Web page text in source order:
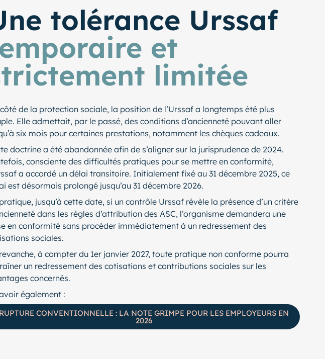
tolérance Urssaf
et
limitée
de la protection sociale, la position de l’Urssaf a longtemps été plus
Elle admettait, par le passé, des conditions d’ancienneté pouvant aller
six mois pour certaines prestations, notamment les chèques cadeaux.
doctrine a été abandonnée afin de s’aligner sur la jurisprudence de 2024.
consciente des difficultés pratiques pour se mettre en conformité,
a accordé un délai transitoire. Initialement fixé au 31 décembre 2025, ce
est désormais prolongé jusqu’au 31 décembre 2026.
jusqu’à cette date, si un contrôle Urssaf révèle la présence d’un critère
dans les règles d’attribution des ASC, l’organisme demandera une
en conformité sans procéder immédiatement à un redressement des
sociales.
à compter du 1er janvier 2027, toute pratique non conforme pourra
un redressement des cotisations et contributions sociales sur les
concernés.
également :
RUPTURE CONVENTIONNELLE : LA NOTE GRIMPE POUR LES EMPLOYEURS EN
2026